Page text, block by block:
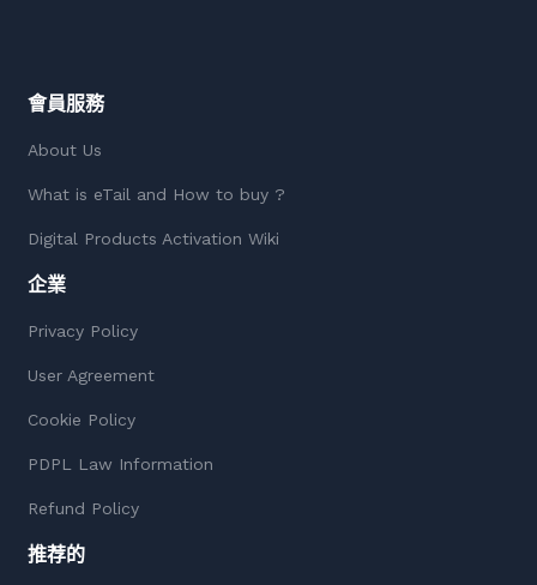
會員服務
About Us
What is eTail and How to buy ?
Digital Products Activation Wiki
企業
Privacy Policy
User Agreement
Cookie Policy
PDPL Law Information
Refund Policy
推荐的